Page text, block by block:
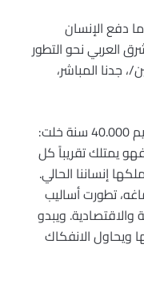
دفع الإنسان
العربي نحو التطور
جدنا المباشر،
يمتلك تقريباً كل
إنساننا الحالي.
تطورت أساليب
والاقتصادية. ويبدو
ويحاول الانفكاك